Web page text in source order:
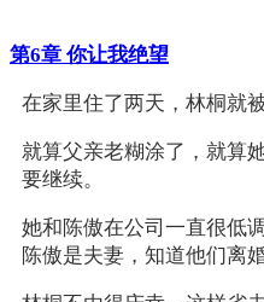
第6章 你让我绝望
在家里住了两天，林桐就
就算父亲老糊涂了，就算
要继续。
她和陈傲在公司一直很低
陈傲是夫妻，知道他们离